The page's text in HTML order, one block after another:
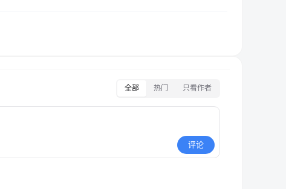
全部 热门 只看作者
评论